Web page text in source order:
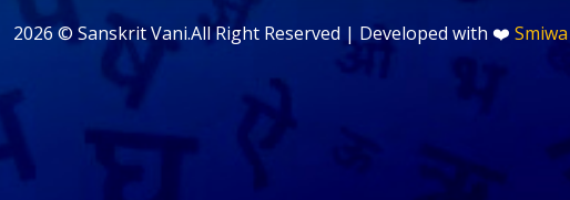
2026 © Sanskrit Vani.All Right Reserved | Developed with ❤️